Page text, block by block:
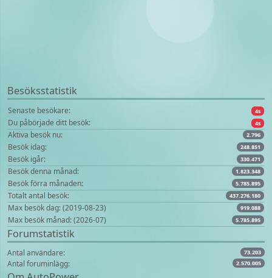
Besöksstatistik
Senaste besökare: 4s
Du påbörjade ditt besök: 4s
Aktiva besök nu: 2.796
Besök idag: 248.851
Besök igår: 330.471
Besök denna månad: 1.823.348
Besök förra månaden: 5.785.895
Totalt antal besök: 437.276.180
Max besök dag: (2019-08-23) 919.088
Max besök månad: (2026-07) 5.785.895
Forumstatistik
Antal användare: 73.203
Antal foruminlägg: 2.570.005